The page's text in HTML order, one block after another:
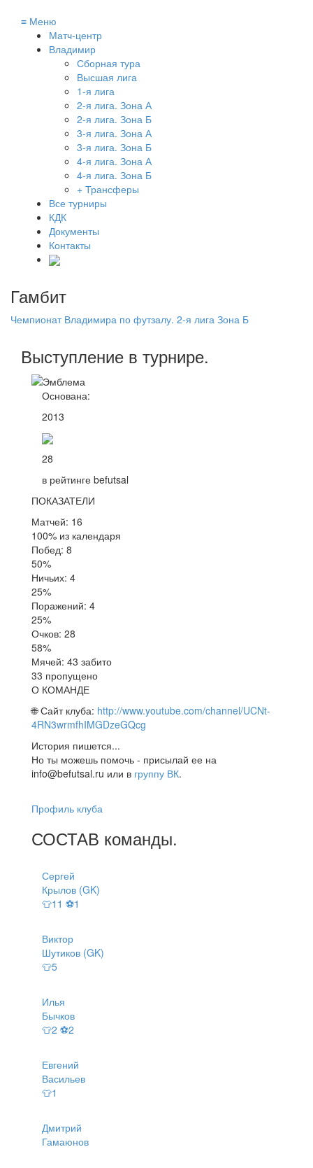
≡ Меню
Матч-центр
Владимир
Сборная тура
Высшая лига
1-я лига
2-я лига. Зона А
2-я лига. Зона Б
3-я лига. Зона А
3-я лига. Зона Б
4-я лига. Зона А
4-я лига. Зона Б
+ Трансферы
Все турниры
КДК
Документы
Контакты
Гамбит
Чемпионат Владимира по футзалу. 2-я лига Зона Б
Выступление в турнире.
Основана:
2013
28
в рейтинге befutsal
ПОКАЗАТЕЛИ
Матчей: 16
100% из календаря
Побед: 8
50%
Ничьих: 4
25%
Поражений: 4
25%
Очков: 28
58%
Мячей: 43 забито
33 пропущено
О КОМАНДЕ
🌐 Сайт клуба: http://www.youtube.com/channel/UCNt-
4RN3wrmfhIMGDzeGQcg
История пишется...
Но ты можешь помочь - присылай ее на
info@befutsal.ru или в группу ВК.
Профиль клуба
СОСТАВ команды.
Сергей
Крылов (GK)
👕11 ⚽1
Виктор
Шутиков (GK)
👕5
Илья
Бычков
👕2 ⚽2
Евгений
Васильев
👕1
Дмитрий
Гамаюнов